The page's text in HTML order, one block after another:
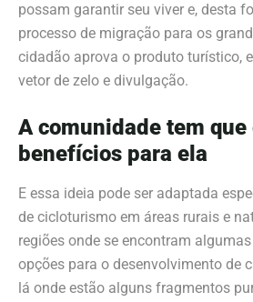
possam garantir seu viver e, desta
processo de migração para os
cidadão aprova o produto turístico,
vetor de zelo e divulgação.
A comunidade tem
benefícios para ela
E essa ideia pode ser adaptada
de cicloturismo em áreas rurais e
regiões onde se encontram
opções para o desenvolvimento de
lá onde estão alguns fragmentos